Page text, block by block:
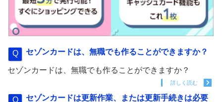
セゾンカードは、無職でも作ることができますか？
セゾンカードは、無職でも作ることができますか？
詳しく読む
セゾンカードは更新作業、または更新手続きは必要